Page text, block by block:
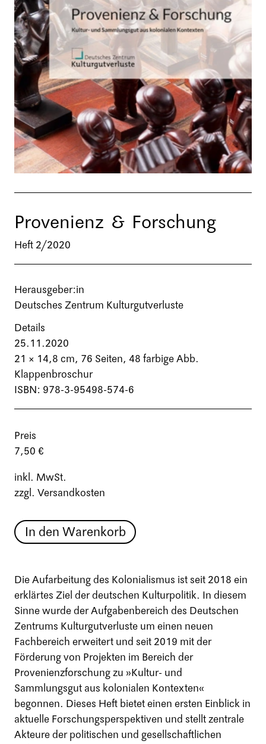
Provenienz & Forschung
Heft 2/2020
Herausgeber:in
Deutsches Zentrum Kulturgutverluste
Details
25.11.2020
21 × 14,8 cm, 76 Seiten, 48 farbige Abb.
Klappenbroschur
ISBN: 978-3-95498-574-6
Preis
7,50 €
inkl. MwSt.
zzgl. Versandkosten
In den Warenkorb
Die Aufarbeitung des Kolonialismus ist seit 2018 ein
erklärtes Ziel der deutschen Kulturpolitik. In diesem
Sinne wurde der Aufgabenbereich des Deutschen
Zentrums Kulturgutverluste um einen neuen
Fachbereich erweitert und seit 2019 mit der
Förderung von Projekten im Bereich der
Provenienzforschung zu »Kultur- und
Sammlungsgut aus kolonialen Kontexten«
begonnen. Dieses Heft bietet einen ersten Einblick in
aktuelle Forschungsperspektiven und stellt zentrale
Akteure der politischen und gesellschaftlichen